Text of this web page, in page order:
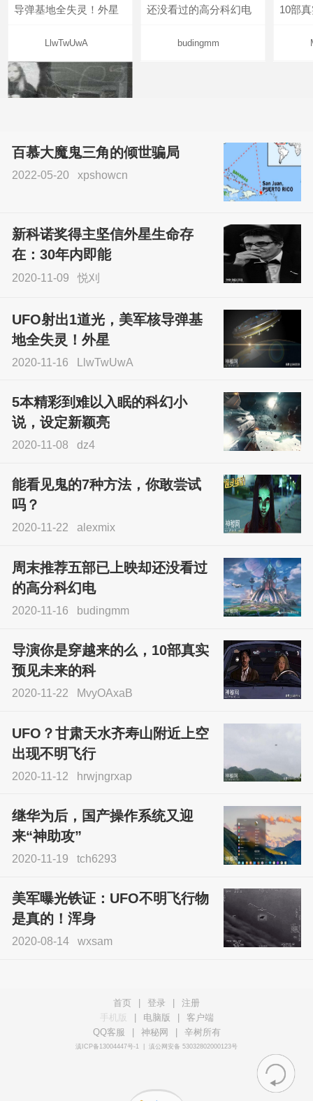
导弹基地全失灵！外星
LlwTwUwA
还没看过的高分科幻电
budingmm
10部
sskfn
百慕大魔鬼三角的倾世骗局
2022-05-20 xpshowcn
新科诺奖得主坚信外星生命存
在：30年内即能
2020-11-09 悦刈
UFO射出1道光，美军核导弹基
地全失灵！外星
2020-11-16 LlwTwUwA
5本精彩到难以入眠的科幻小
说，设定新颖亮
2020-11-08 dz4
能看见鬼的7种方法，你敢尝试
吗？
2020-11-22 alexmix
周末推荐五部已上映却还没看过
的高分科幻电
2020-11-16 budingmm
导演你是穿越来的么，10部真实
预见未来的科
2020-11-22 MvyOAxaB
UFO？甘肃天水齐寿山附近上空
出现不明飞行
2020-11-12 hrwjngrxap
继华为后，国产操作系统又迎
来“神助攻”
2020-11-19 tch6293
美军曝光铁证：UFO不明飞行物
是真的！浑身
2020-08-14 wxsam
首页 | 登录 |
注册
手机版
| 电脑版 |
客户端
QQ客服
| 神秘网 | 辛树所有
滇ICP备13004447号-1 滇公网安备 53032802000123号